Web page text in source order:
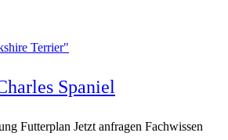
Terrier"
Spaniel
Futterplan Jetzt anfragen Fachwissen